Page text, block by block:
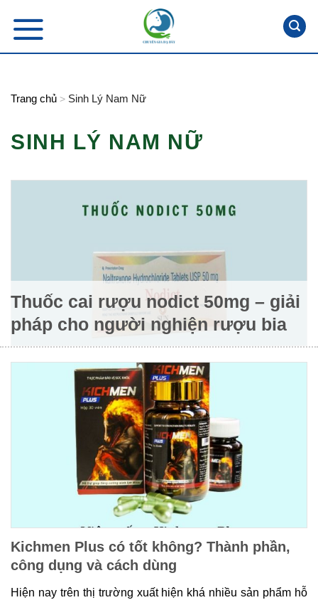
content
Trang chủ > Sinh Lý Nam Nữ
SINH LÝ NAM NỮ
Thuốc cai rượu nodict 50mg – giải
pháp cho người nghiện rượu bia
Kichmen Plus có tốt không? Thành phần,
công dụng và cách dùng
Hiện nay trên thị trường xuất hiện khá nhiều sản phẩm hỗ